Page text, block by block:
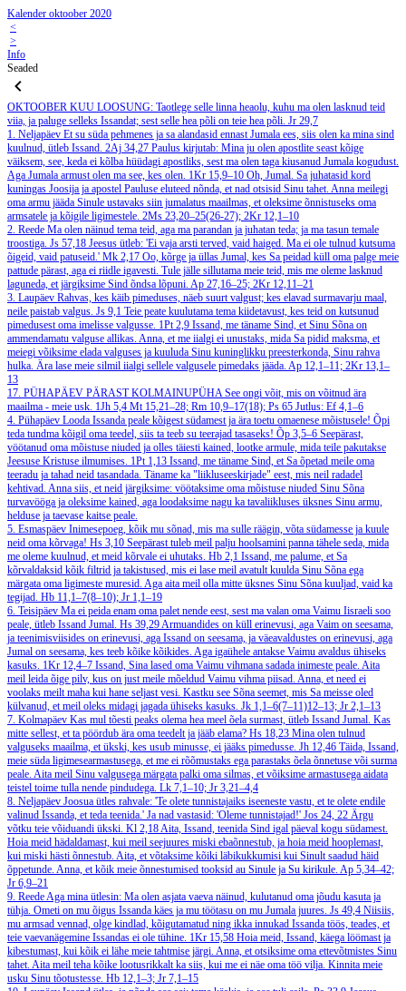
Kalender oktoober 2020
<
>
Info
Seaded
OKTOOBER KUU LOOSUNG: Taotlege selle linna heaolu, kuhu ma olen lasknud teid
viia, ja paluge selleks Issandat; sest selle hea põli on teie hea põli. Jr 29,7
1. Neljapäev Et su süda pehmenes ja sa alandasid ennast Jumala ees, siis olen ka mina sind
kuulnud, ütleb Issand. 2Aj 34,27 Paulus kirjutab: Mina ju olen apostlite seast kõige
väiksem, see, keda ei kõlba hüüdagi apostliks, sest ma olen taga kiusanud Jumala kogudust.
Aga Jumala armust olen ma see, kes olen. 1Kr 15,9–10 Oh, Jumal. Sa juhatasid kord
kuningas Joosija ja apostel Pauluse eluteed nõnda, et nad otsisid Sinu tahet. Anna meilegi
oma armu jääda Sinule ustavaks siin jumalatus maailmas, et oleksime õnnistuseks oma
armsatele ja kõigile ligimestele. 2Ms 23,20–25(26-27); 2Kr 12,1–10
2. Reede Ma olen näinud tema teid, aga ma parandan ja juhatan teda; ja ma tasun temale
troostiga. Js 57,18 Jeesus ütleb: 'Ei vaja arsti terved, vaid haiged. Ma ei ole tulnud kutsuma
õigeid, vaid patuseid.' Mk 2,17 Oo, kõrge ja üllas Jumal, kes Sa peidad küll oma palge meie
pattude pärast, aga ei riidle igavesti. Tule jälle sillutama meie teid, mis me oleme lasknud
laguneda, et järgiksime Sind õndsa lõpuni. Ap 27,16–25; 2Kr 12,11–21
3. Laupäev Rahvas, kes käib pimeduses, näeb suurt valgust; kes elavad surmavarju maal,
neile paistab valgus. Js 9,1 Teie peate kuulutama tema kiidetavust, kes teid on kutsunud
pimedusest oma imelisse valgusse. 1Pt 2,9 Issand, me täname Sind, et Sinu Sõna on
ammendamatu valguse allikas. Anna, et me iialgi ei unustaks, mida Sa pidid maksma, et
meiegi võiksime elada valguses ja kuuluda Sinu kuninglikku preesterkonda, Sinu rahva
hulka. Ära lase meie silmil iialgi sellele valgusele pimedaks jääda. Ap 12,1–11; 2Kr 13,1–
13
17. PÜHAPÄEV PÄRAST KOLMAINUPÜHASee ongi võit, mis on võitnud ära
maailma - meie usk. 1Jh 5,4 Mt 15,21–28; Rm 10,9–17(18); Ps 65 Jutlus: Ef 4,1–6
4. Pühapäev Looda Issanda peale kõigest südamest ja ära toetu omaenese mõistusele! Õpi
teda tundma kõigil oma teedel, siis ta teeb su teerajad tasaseks! Õp 3,5–6 Seepärast,
vöötanud oma mõistuse niuded ja olles täiesti kained, lootke armule, mida teile pakutakse
Jeesuse Kristuse ilmumises. 1Pt 1,13 Issand, me täname Sind, et Sa õpetad meile oma
teeradu ja tahad neid tasandada. Täname ka "liikluseeskirjade" eest, mis neil radadel
kehtivad. Anna siis, et neid järgiksime: vöötaksime oma mõistuse niuded Sinu Sõna
turvavööga ja oleksime kained, aga loodaksime nagu ka tavaliikluses üksnes Sinu armu,
helduse ja taevase kaitse peale.
5. Esmaspäev Inimesepoeg, kõik mu sõnad, mis ma sulle räägin, võta südamesse ja kuule
neid oma kõrvaga! Hs 3,10 Seepärast tuleb meil palju hoolsamini panna tähele seda, mida
me oleme kuulnud, et meid kõrvale ei uhutaks. Hb 2,1 Issand, me palume, et Sa
kõrvaldaksid kõik filtrid ja takistused, mis ei lase meil avatult kuulda Sinu Sõna ega
märgata oma ligimeste muresid. Aga aita meil olla mitte üksnes Sinu Sõna kuuljad, vaid ka
tegijad. Hb 11,1–7(8–10); Jr 1,1–19
6. Teisipäev Ma ei peida enam oma palet nende eest, sest ma valan oma Vaimu Iisraeli soo
peale, ütleb Issand Jumal. Hs 39,29Armuandides on küll erinevusi, aga Vaim on seesama,
ja teenimisviisides on erinevusi, aga Issand on seesama, ja väeavaldustes on erinevusi, aga
Jumal on seesama, kes teeb kõike kõikides. Aga igaühele antakse Vaimu avaldus ühiseks
kasuks. 1Kr 12,4–7 Issand, Sina lased oma Vaimu vihmana sadada inimeste peale. Aita
meil leida õige pilv, kus on just meile mõeldud Vaimu vihma piisad. Anna, et need ei
voolaks meilt maha kui hane seljast vesi. Kastku see Sõna seemet, mis Sa meisse oled
külvanud, et meil oleks midagi jagada ühiseks kasuks. Jk 1,1–6(7–11)12–13; Jr 2,1–13
7. Kolmapäev Kas mul tõesti peaks olema hea meel õela surmast, ütleb Issand Jumal. Kas
mitte sellest, et ta pöördub ära oma teedelt ja jääb elama? Hs 18,23 Mina olen tulnud
valguseks maailma, et ükski, kes usub minusse, ei jääks pimedusse. Jh 12,46 Täida, Issand,
meie süda ligimesearmastusega, et me ei rõõmustaks ega parastaks õela õnnetuse või surma
peale. Aita meil Sinu valgusega märgata palki oma silmas, et võiksime armastusega aidata
teistel toime tulla nende pindudega. Lk 7,1–10; Jr 3,21–4,4
8. Neljapäev Joosua ütles rahvale: 'Te olete tunnistajaiks iseeneste vastu, et te olete endile
valinud Issanda, et teda teenida.' Ja nad vastasid: 'Oleme tunnistajad!' Jos 24, 22 Ärgu
võtku teie võiduandi ükski. Kl 2,18Aita, Issand, teenida Sind igal päeval kogu südamest.
Hoia meid hädaldamast, kui meil seejuures miski ebaõnnestub, ja hoia meid hooplemast,
kui miski hästi õnnestub. Aita, et võtaksime kõiki läbikukkumisi kui Sinult saadud häid
õppetunde. Anna, et kõik meie õnnestumised tooksid au Sinule ja Su kirikule. Ap 5,34–42;
Jr 6,9–21
9. ReedeAga mina ütlesin: Ma olen asjata vaeva näinud, kulutanud oma jõudu kasuta ja
tühja. Ometi on mu õigus Issanda käes ja mu töötasu on mu Jumala juures. Js 49,4 Niisiis,
mu armsad vennad, olge kindlad, kõigutamatud ning ikka innukad Issanda töös, teades, et
teie vaevanägemine Issandas ei ole tühine. 1Kr 15,58 Hoia meid, Issand, käega löömast ja
kibestumast, kui kõik ei lähe meie tahtmise järgi. Anna, et otsiksime oma ettevõtmistes Sinu
tahet. Aita meil teha kõike lootusrikkalt ka siis, kui me ei näe oma töö vilja. Kinnita meie
usku Sinu tõotustesse. Hb 12,1–3; Jr 7,1–15